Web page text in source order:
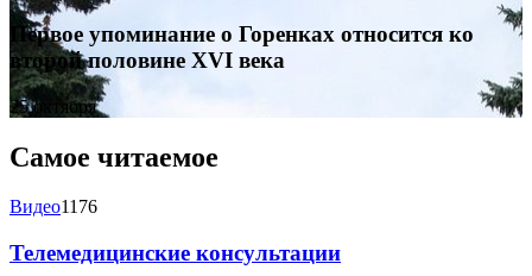
Первое упоминание о Горенках относится ко
второй половине XVI века
25 октября
Самое читаемое
Видео1176
Телемедицинские консультации